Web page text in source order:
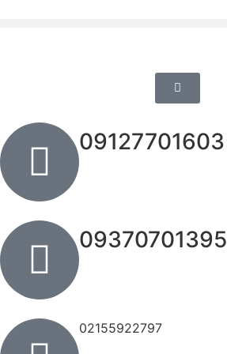
09127701603
09370701395
02155922797